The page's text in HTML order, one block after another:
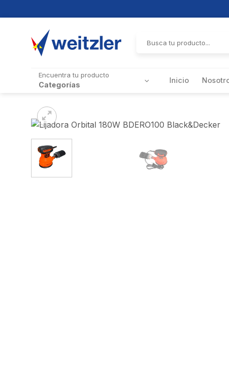
por:
Encuentra tu producto
Categorías Inicio